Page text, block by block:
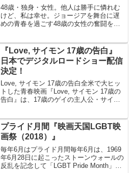
リー、私は私。』
48歳・独身・女性。他人は勝手に憐れむ
けど、私は幸せ。ジョージアを舞台に遅
めの青春を過ごす48歳の女性の奮闘を描
ら公開されます。本作は、ジョージア人
の作家でフェミニ...
『Love, サイモン 17歳の告白』
日本でデジタルロードショー配信
決定！
Love, サイモン 17歳の告白全米で大ヒッ
トした青春映画『Love, サイモン 17歳の
告白』は、17歳のゲイの主人公・サイモ
20世紀フォックスによる「デジタルロ
ー...
プライド月間『映画天国LGBT映
画祭（2018）』
毎年6月はプライド月間毎年6月は、1969
年6月28日に起こったストーンウォールの
反乱を記念して「LGBT Pride Month」と